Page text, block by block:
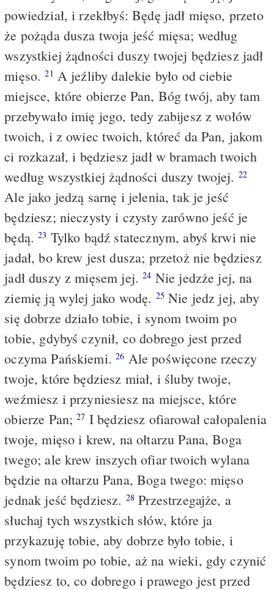
powiedział, i rzekłbyś: Będę jadł mięso, przeto
że pożąda dusza twoja jeść mięsa; według
wszystkiej żądności duszy twojej będziesz jadł
mięso.21 A jeźliby dalekie było od ciebie
miejsce, które obierze Pan, Bóg twój, aby tam
przebywało imię jego, tedy zabijesz z wołów
twoich, i z owiec twoich, któreć da Pan, jakom
ci rozkazał, i będziesz jadł w bramach twoich
według wszystkiej żądności duszy twojej. 22
Ale jako jedzą sarnę i jelenia, tak je jeść
będziesz; nieczysty i czysty zarówno jeść je
będą.23 Tylko bądź statecznym, abyś krwi nie
jadał, bo krew jest dusza; przetoż nie będziesz
jadł duszy z mięsem jej.24 Nie jedzże jej, na
ziemię ją wylej jako wodę. 25 Nie jedz jej, aby
się dobrze działo tobie, i synom twoim po
tobie, gdybyś czynił, co dobrego jest przed
oczyma Pańskiemi.26 Ale poświęcone rzeczy
twoje, które będziesz miał, i śluby twoje,
weźmiesz i przyniesiesz na miejsce, które
obierze Pan;27 I będziesz ofiarował całopalenia
twoje, mięso i krew, na ołtarzu Pana, Boga
twego; ale krew inszych ofiar twoich wylana
będzie na ołtarzu Pana, Boga twego: mięso
jednak jeść będziesz. 28 Przestrzegajże, a
słuchaj tych wszystkich słów, które ja
przykazuję tobie, aby dobrze było tobie, i
synom twoim po tobie, aż na wieki, gdy czynić
będziesz to, co dobrego i prawego jest przed